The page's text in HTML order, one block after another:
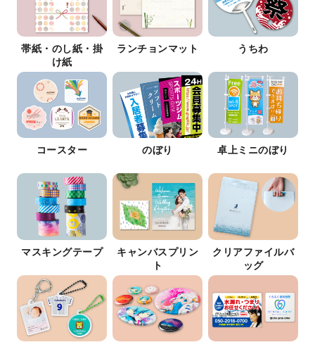
帯紙・のし紙・掛
け紙
ランチョンマット うちわ
コースター のぼり 卓上ミニのぼり
マスキングテープ
キャンバスプリン
ト
クリアファイルバ
ッグ